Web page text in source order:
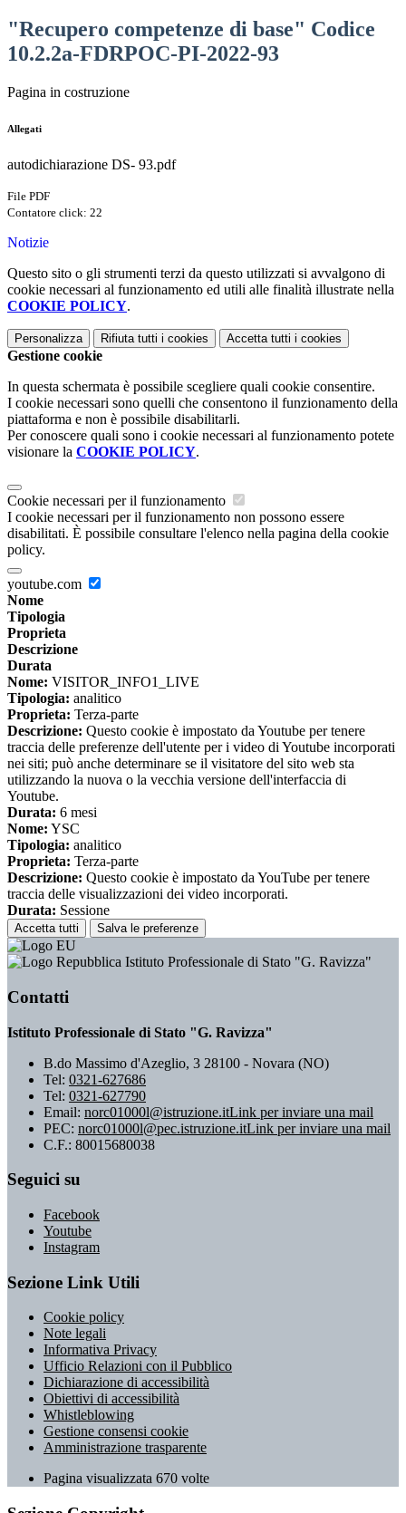
"Recupero competenze di base" Codice
10.2.2a-FDRPOC-PI-2022-93
Pagina in costruzione
Allegati
autodichiarazione DS- 93.pdf
File PDF
Contatore click: 22
Notizie
Questo sito o gli strumenti terzi da questo utilizzati si avvalgono di
cookie necessari al funzionamento ed utili alle finalità illustrate nella
COOKIE POLICY.
Personalizza Rifiuta tutti i cookies Accetta tutti i cookies
Gestione cookie
In questa schermata è possibile scegliere quali cookie consentire.
I cookie necessari sono quelli che consentono il funzionamento della
piattaforma e non è possibile disabilitarli.
Per conoscere quali sono i cookie necessari al funzionamento potete
visionare la COOKIE POLICY.
Cookie necessari per il funzionamento
I cookie necessari per il funzionamento non possono essere
disabilitati. È possibile consultare l'elenco nella pagina della cookie
policy.
youtube.com
Nome
Tipologia
Proprieta
Descrizione
Durata
Nome: VISITOR_INFO1_LIVE
Tipologia: analitico
Proprieta: Terza-parte
Descrizione: Questo cookie è impostato da Youtube per tenere
traccia delle preferenze dell'utente per i video di Youtube incorporati
nei siti; può anche determinare se il visitatore del sito web sta
utilizzando la nuova o la vecchia versione dell'interfaccia di
Youtube.
Durata: 6 mesi
Nome: YSC
Tipologia: analitico
Proprieta: Terza-parte
Descrizione: Questo cookie è impostato da YouTube per tenere
traccia delle visualizzazioni dei video incorporati.
Durata: Sessione
Accetta tutti Salva le preferenze
Istituto Professionale di Stato "G. Ravizza"
Contatti
Istituto Professionale di Stato "G. Ravizza"
B.do Massimo d'Azeglio, 3 28100 - Novara (NO)
Tel: 0321-627686
Tel: 0321-627790
Email: norc01000l@istruzione.itLink per inviare una mail
PEC: norc01000l@pec.istruzione.itLink per inviare una mail
C.F.: 80015680038
Seguici su
Facebook
Youtube
Instagram
Sezione Link Utili
Cookie policy
Note legali
Informativa Privacy
Ufficio Relazioni con il Pubblico
Dichiarazione di accessibilità
Obiettivi di accessibilità
Whistleblowing
Gestione consensi cookie
Amministrazione trasparente
Pagina visualizzata 670 volte